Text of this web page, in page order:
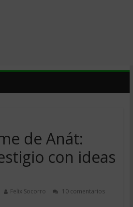
de Anát:
con ideas
Felix Socorro 10 comentarios